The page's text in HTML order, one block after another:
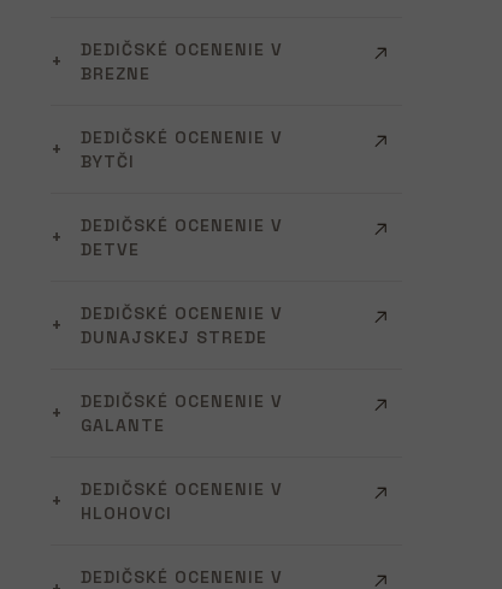
DEDIČSKÉ OCENENIE V
BREZNE
DEDIČSKÉ OCENENIE V
BYTČI
DEDIČSKÉ OCENENIE V
DETVE
DEDIČSKÉ OCENENIE V
DUNAJSKEJ STREDE
DEDIČSKÉ OCENENIE V
GALANTE
DEDIČSKÉ OCENENIE V
HLOHOVCI
DEDIČSKÉ OCENENIE V